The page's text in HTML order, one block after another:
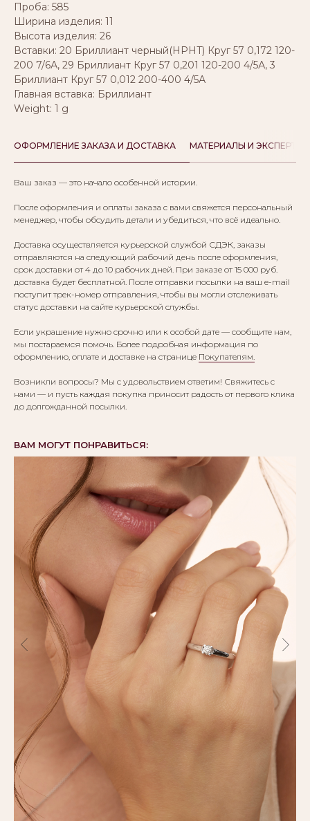
Проба: 585
Ширина изделия: 11
Высота изделия: 26
Вставки: 20 Бриллиант черный(HPHT) Круг 57 0,172 120-
200 7/6А, 29 Бриллиант Круг 57 0,201 120-200 4/5А, 3
Бриллиант Круг 57 0,012 200-400 4/5А
Главная вставка: Бриллиант
Weight: 1 g
ОФОРМЛЕНИЕ ЗАКАЗА И ДОСТАВКА МАТЕРИАЛЫ И
Ваш заказ — это начало особенной истории.
После оформления и оплаты заказа с вами свяжется персональный
менеджер, чтобы обсудить детали и убедиться, что всё идеально.
Доставка осуществляется курьерской службой СДЭК, заказы
отправляются на следующий рабочий день после оформления,
срок доставки от 4 до 10 рабочих дней. При заказе от 15 000 руб.
доставка будет бесплатной. После отправки посылки на ваш e-mail
поступит трек-номер отправления, чтобы вы могли отслеживать
статус доставки на сайте курьерской службы.
Если украшение нужно срочно или к особой дате — сообщите нам,
мы постараемся помочь. Более подробная информация по
оформлению, оплате и доставке на странице Покупателям.
Возникли вопросы? Мы с удовольствием ответим! Свяжитесь с
нами — и пусть каждая покупка приносит радость от первого клика
до долгожданной посылки.
ВАМ МОГУТ ПОНРАВИТЬСЯ:
Вам могут понравиться: